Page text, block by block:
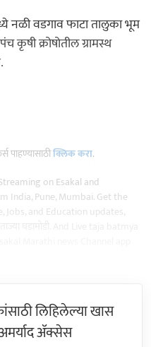
नळी वडगाव फाटा तालुका भूम
कृषी क्रोषोतील ग्रामस्थ
पाहण्यासाठीक्लिक करा.
on Esakal and
India, Pune, Mumbai. Get the
Jobs, and Education updates,
ताज्या घडामोडी. And Live taja batmya
लिहिलेल्या खास
ॲक्सेस